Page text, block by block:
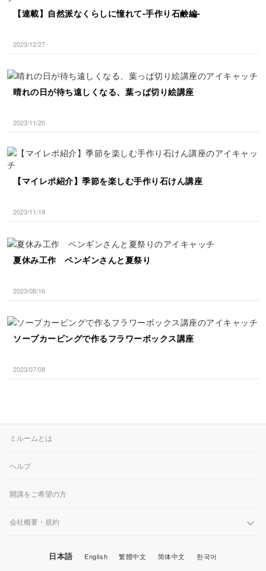
【連載】自然派なくらしに憧れて-手作り石鹸編‐
2023/12/27
晴れの日が待ち遠しくなる、葉っぱ切り絵講座
2023/11/20
【マイレポ紹介】季節を楽しむ手作り石けん講座
2023/11/18
夏休み工作 ペンギンさんと夏祭り
2023/08/16
ソープカービングで作るフラワーボックス講座
2023/07/08
ミルームとは
ヘルプ
開講をご希望の方
会社概要・規約
日本語 English 繁體中文 简体中文 한국어